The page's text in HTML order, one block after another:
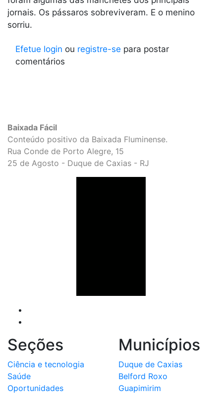
jornais. Os pássaros sobreviveram. E o menino
sorriu.
Efetue login ou registre-se para postar
comentários
Baixada Fácil
Conteúdo positivo da Baixada Fluminense.
Rua Conde de Porto Alegre, 15
25 de Agosto - Duque de Caxias - RJ
Seções
Ciência e tecnologia
Saúde
Oportunidades
Municípios
Duque de Caxias
Belford Roxo
Guapimirim